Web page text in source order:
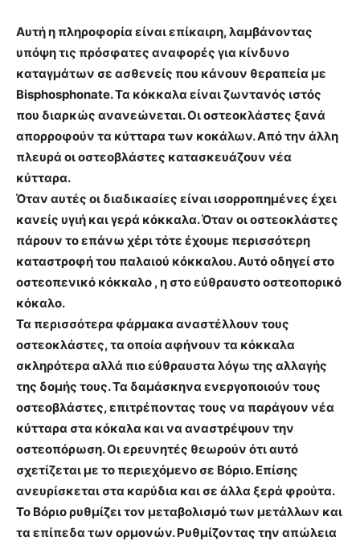
Αυτή η πληροφορία είναι επίκαιρη, λαμβάνοντας
υπόψη τις πρόσφατες αναφορές για κίνδυνο
καταγμάτων σε ασθενείς που κάνουν θεραπεία με
Bisphosphonate.Τα κόκκαλα είναι ζωντανός ιστός
που διαρκώς ανανεώνεται.Οι οστεοκλάστες ξανά
απορροφούν τα κύτταρα των κοκάλων. Από την άλλη
πλευρά οι οστεοβλάστες κατασκευάζουν νέα
κύτταρα.
Όταν αυτές οι διαδικασίες είναι ισορροπημένες έχει
κανείς υγιή και γερά κόκκαλα. Όταν οι οστεοκλάστες
πάρουν το επάνω χέρι τότε έχουμε περισσότερη
καταστροφή του παλαιού κόκκαλου. Αυτό οδηγεί στο
οστεοπενικό κόκκαλο , η στο εύθραυστο οστεοπορικό
κόκαλο.
Τα περισσότερα φάρμακα αναστέλλουν τους
οστεοκλάστες, τα οποία αφήνουν τα κόκκαλα
σκληρότερα αλλά πιο εύθραυστα λόγω της αλλαγής
της δομής τους.Τα δαμάσκηνα ενεργοποιούν τους
οστεοβλάστες, επιτρέποντας τους να παράγουν νέα
κύτταρα στα κόκαλα και να αναστρέψουν την
οστεοπόρωση.Οι ερευνητές θεωρούν ότι αυτό
σχετίζεται με το περιεχόμενο σε Βόριο. Επίσης
ανευρίσκεται στα καρύδια και σε άλλα ξερά φρούτα.
Το Βόριο ρυθμίζει τον μεταβολισμό των μετάλλων και
τα επίπεδα των ορμονών. Ρυθμίζοντας την απώλεια